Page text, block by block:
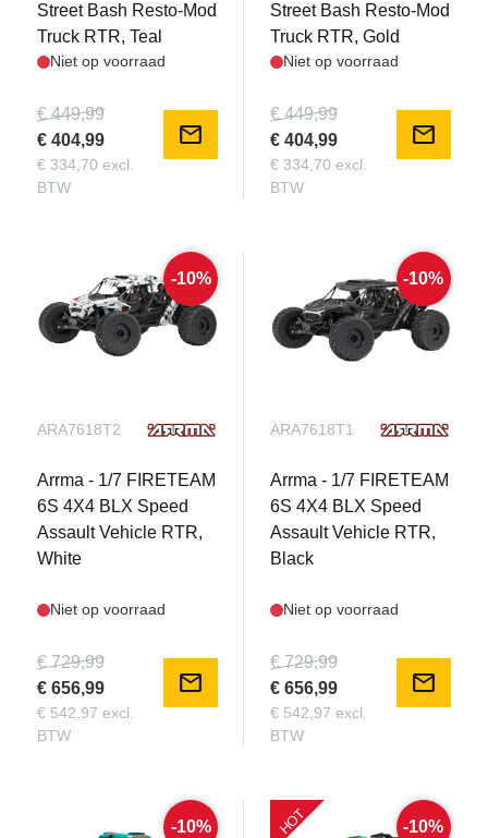
Street Bash Resto-Mod
Truck RTR, Teal
Niet op voorraad
€ 449,99
€ 404,99
€ 334,70 excl.
BTW
mail
Street Bash Resto-Mod
Truck RTR, Gold
Niet op voorraad
€ 449,99
€ 404,99
€ 334,70 excl.
BTW
mail
-10%
ARA7618T2
Arrma - 1/7 FIRETEAM
6S 4X4 BLX Speed
Assault Vehicle RTR,
White
Niet op voorraad
€ 729,99
€ 656,99
€ 542,97 excl.
BTW
mail
-10%
ARA7618T1
Arrma - 1/7 FIRETEAM
6S 4X4 BLX Speed
Assault Vehicle RTR,
Black
Niet op voorraad
€ 729,99
€ 656,99
€ 542,97 excl.
BTW
mail
-10% HOT -10%